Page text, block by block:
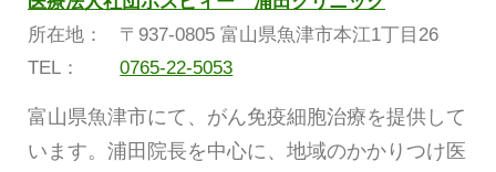
所在地：
〒937-0805 富山県魚津市本江1丁目26
TEL：
0765-22-5053
富山県魚津市にて、がん免疫細胞治療を提供して
います。浦田院長を中心に、地域のかかりつけ医